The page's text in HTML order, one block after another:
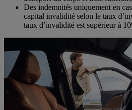
Des indemnités uniquement en
capital invalidité selon le taux
taux d’invalidité est supérieur à